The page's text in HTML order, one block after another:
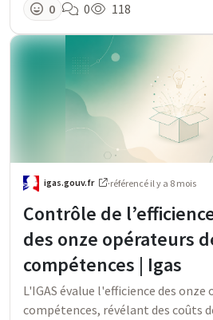
0 0 118
igas.gouv.fr ·référencé il y a 8 mois
Contrôle de
des onze opérateurs
compétences | Igas
L'IGAS évalue l'efficience des onze
compétences, révélant des coûts